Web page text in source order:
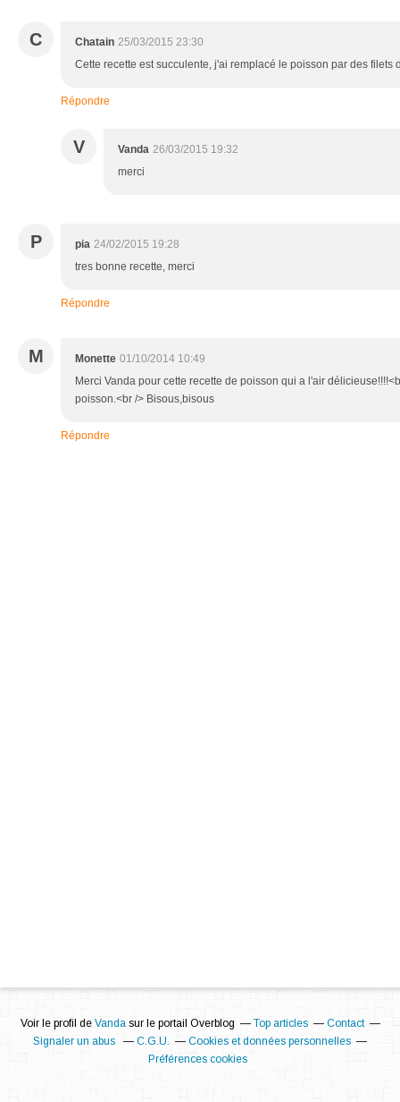
C Chatain 25/03/2015 23:30
Cette recette est succulente, j'ai remplacé le poisson par des filets
Répondre
V Vanda 26/03/2015 19:32
merci
P pia 24/02/2015 19:28
tres bonne recette, merci
Répondre
M Monette 01/10/2014 10:49
Merci Vanda pour cette recette de poisson qui a l'air
poisson.<br /> Bisous,bisous
Répondre
Voir le profil de Vandasur le portail Overblog Top articles
Contact
Signaler un abus
C.G.U.
Cookies et données personnelles
Préférences cookies